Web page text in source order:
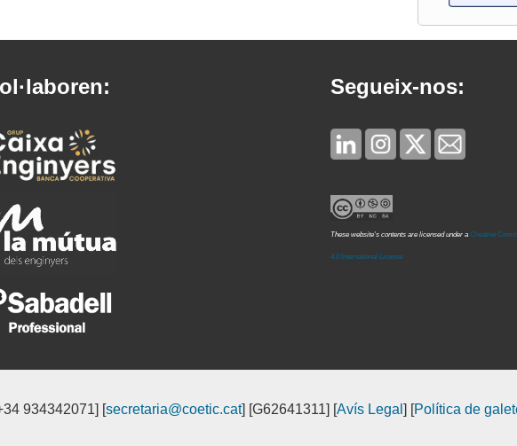
Segueix-nos:
These website's contents are licensed under a Creative
4.0 International License
934342071] [secretaria@coetic.cat] [G62641311] [Avís Legal ] [Política de